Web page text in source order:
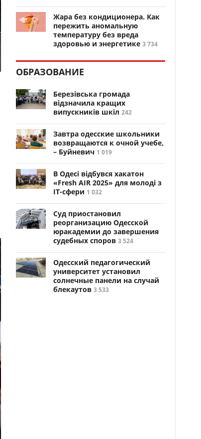
Жара без кондиционера. Как
пережить аномальную
температуру без вреда
здоровью и энергетике 3 734
ОБРАЗОВАНИЕ
Березівська громада
відзначила кращих
випускників шкіл 242
Завтра одесские школьники
возвращаются к очной учебе,
– Буйневич 1 019
В Одесі відбувся хакатон
«Fresh AIR 2025» для молоді з
ІТ-сфери 1 032
Суд приостановил
реорганизацию Одесской
юракадемии до завершения
судебных споров 3 524
Одесский педагогический
университет установил
солнечные панели на случай
блекаутов 3 533